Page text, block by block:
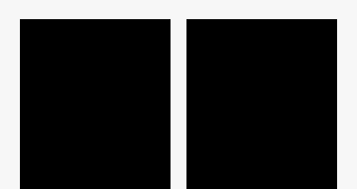
XDP-WRR श्रृंखला फ्लैट सतह गीली ब्रशिंग मशीन